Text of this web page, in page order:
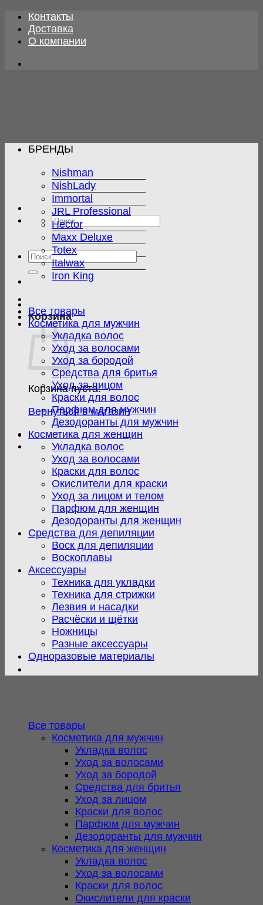
Skip
content
Контакты
Доставка
О компании
Искать:
Искать:
Корзина
Корзина пуста.
Вернуться в магазин
БРЕНДЫ
Nishman
NishLady
Immortal
JRL Professional
Hector
Maxx Deluxe
Totex
Italwax
Iron King
Все товары
Косметика для мужчин
Укладка волос
Уход за волосами
Уход за бородой
Средства для бритья
Уход за лицом
Краски для волос
Парфюм для мужчин
Дезодоранты для мужчин
Косметика для женщин
Укладка волос
Уход за волосами
Краски для волос
Окислители для краски
Уход за лицом и телом
Парфюм для женщин
Дезодоранты для женщин
Средства для депиляции
Воск для депиляции
Воскоплавы
Аксессуары
Техника для укладки
Техника для стрижки
Лезвия и насадки
Расчёски и щётки
Ножницы
Разные аксессуары
Одноразовые материалы
Все товары
Косметика для мужчин
Укладка волос
Уход за волосами
Уход за бородой
Средства для бритья
Уход за лицом
Краски для волос
Парфюм для мужчин
Дезодоранты для мужчин
Косметика для женщин
Укладка волос
Уход за волосами
Краски для волос
Окислители для краски